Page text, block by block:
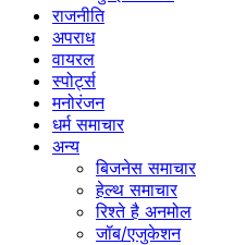
राजनीति
अपराध
वायरल
स्पोर्ट्स
मनोरंजन
धर्म समाचार
अन्य
बिजनेस समाचार
हेल्थ समाचार
रिश्ते है अनमोल
जॉब/एजुकेशन